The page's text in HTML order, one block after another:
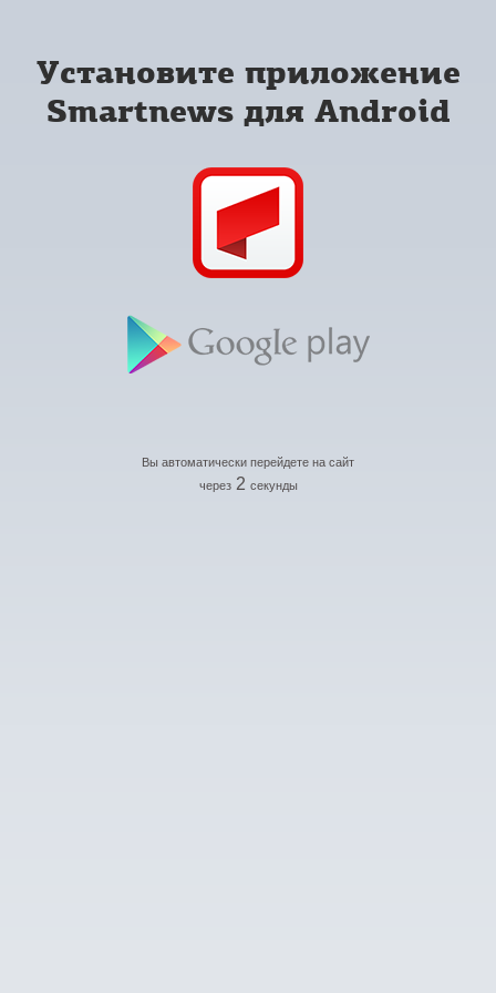
Установите приложение
Smartnews для Android
Вы автоматически перейдете на сайт
через 2 секунды